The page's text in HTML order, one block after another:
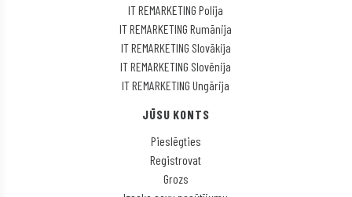
IT REMARKETING Polija
IT REMARKETING Rumānija
IT REMARKETING Slovākija
IT REMARKETING Slovēnija
IT REMARKETING Ungārija
JŪSU KONTS
Pieslēgties
Registrovat
Grozs